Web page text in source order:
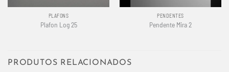
PLAFONS
Plafon Log 25
PENDENTES
Pendente Mira 2
PRODUTOS RELACIONADOS